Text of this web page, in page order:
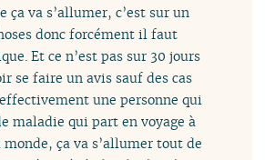
ça va s’allumer, c’est sur un
donc forcément il faut
Et ce n’est pas sur 30 jours
se faire un avis sauf des cas
une personne qui
maladie qui part en voyage à
ça va s’allumer tout de